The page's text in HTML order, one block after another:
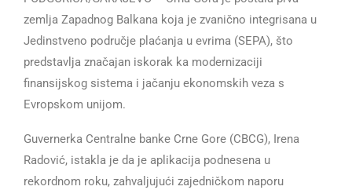
zemlja Zapadnog Balkana koja je zvanično integrisana u
Jedinstveno područje plaćanja u evrima (SEPA), što
predstavlja značajan iskorak ka modernizaciji
finansijskog sistema i jačanju ekonomskih veza s
Evropskom unijom.
Guvernerka Centralne banke Crne Gore (CBCG), Irena
Radović, istakla je da je aplikacija podnesena u
rekordnom roku, zahvaljujući zajedničkom naporu